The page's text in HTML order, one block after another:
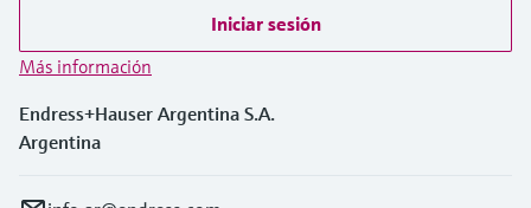
Iniciar sesión
Más información
Endress+Hauser Argentina S.A.
Argentina